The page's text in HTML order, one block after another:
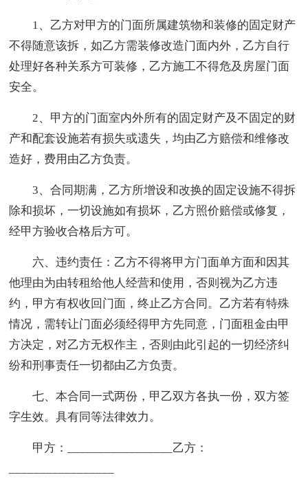
1、乙方对甲方的门面所属建筑物和装修的固定财产
不得随意该拆，如乙方需装修改造门面内外，乙方自行
处理好各种关系方可装修，乙方施工不得危及房屋门面
安全。
2、甲方的门面室内外所有的固定财产及不固定的财
产和配套设施若有损失或遗失，均由乙方赔偿和维修改
造好，费用由乙方负责。
3、合同期满，乙方所增设和改换的固定设施不得拆
除和损坏，一切设施如有损坏，乙方照价赔偿或修复，
经甲方验收合格后方可。
六、违约责任：乙方不得将甲方门面单方面和因其
他理由为由转租给他人经营和使用，否则视为乙方违
约，甲方有权收回门面，终止乙方合同。乙方若有特殊
情况，需转让门面必须经得甲方先同意，门面租金由甲
方决定，对乙方无权作主，否则由此引起的一切经济纠
纷和刑事责任一切都由乙方负责。
七、本合同一式两份，甲乙双方各执一份，双方签
字生效。具有同等法律效力。
甲方：_________________乙方：